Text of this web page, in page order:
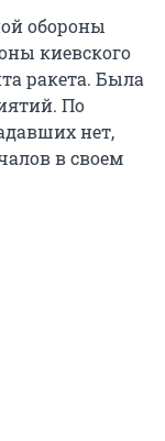
обороны
киевского
ракета. Была
По
нет,
в своем